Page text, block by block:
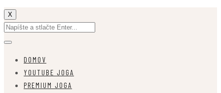
X
DOMOV
YOUTUBE JOGA
PREMIUM JOGA